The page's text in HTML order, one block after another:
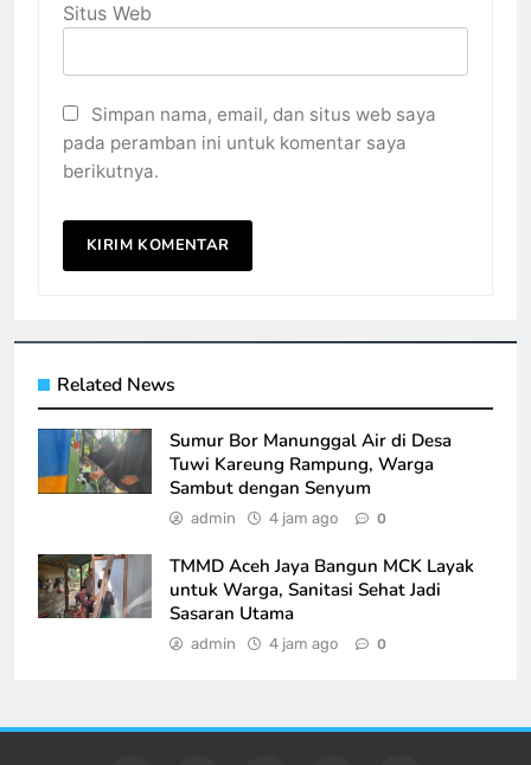
Situs Web
Simpan nama, email, dan situs web saya
pada peramban ini untuk komentar saya
berikutnya.
Related News
Sumur Bor Manunggal Air di Desa
Tuwi Kareung Rampung, Warga
Sambut dengan Senyum
admin 4 jam ago 0
TMMD Aceh Jaya Bangun MCK Layak
untuk Warga, Sanitasi Sehat Jadi
Sasaran Utama
admin 4 jam ago 0